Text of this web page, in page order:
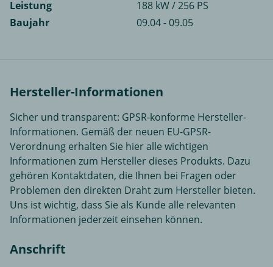
Leistung
188 kW / 256 PS
Baujahr
09.04 - 09.05
Hersteller-Informationen
Sicher und transparent: GPSR-konforme Hersteller-
Informationen. Gemäß der neuen EU-GPSR-
Verordnung erhalten Sie hier alle wichtigen
Informationen zum Hersteller dieses Produkts. Dazu
gehören Kontaktdaten, die Ihnen bei Fragen oder
Problemen den direkten Draht zum Hersteller bieten.
Uns ist wichtig, dass Sie als Kunde alle relevanten
Informationen jederzeit einsehen können.
Anschrift